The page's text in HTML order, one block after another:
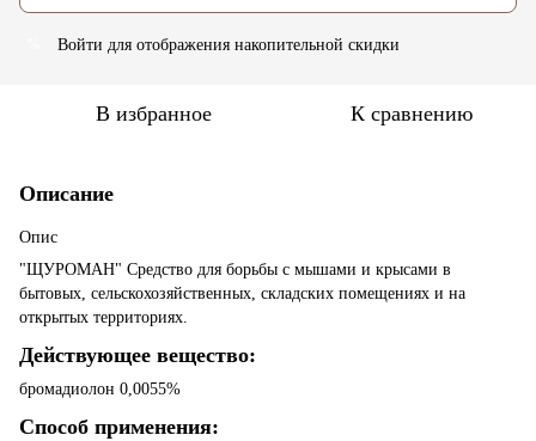
Войти для отображения накопительной скидки
В избранное К сравнению
Описание
Опис
"ЩУРОМАН" Средство для борьбы с мышами и крысами в
бытовых, сельскохозяйственных, складских помещениях и на
открытых территориях.
Действующее вещество:
бромадиолон 0,0055%
Способ применения: